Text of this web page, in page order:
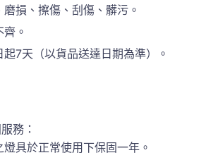
磨損、擦傷、刮傷、髒污。
。
7天（以貨品送達日期為準）。
務：
燈具於正常使用下保固一年。